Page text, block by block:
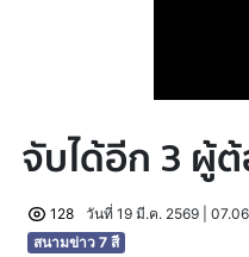
จับได้อีก 3 ผู้
128
วันที่ 19 มี.ค. 2569 |
สนามข่าว 7 สี